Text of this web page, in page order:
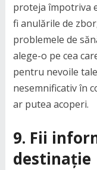
proteja împotriva
fi anulările de
problemele de
alege-o pe cea
pentru nevoile
nesemnificativ în
ar putea acoperi.
9. Fii
destinație